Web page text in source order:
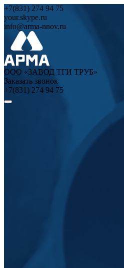
+7(831) 274 94 75
your.skype.ru
info@arma-nnov.ru
ООО «ЗАВОД ТГИ ТРУБ»
Заказать звонок
+7(831) 274 94 75